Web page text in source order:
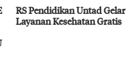
RS Pendidikan Untad Gelar
Layanan Kesehatan Gratis